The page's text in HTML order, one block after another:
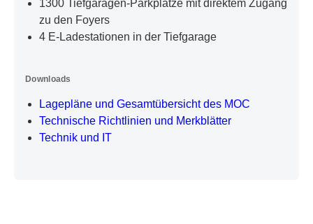
Center Messe München im 360°-Panorama.
1300 Tiefgaragen-Parkplätze mit direktem Zugang
zu den Foyers
4 E-Ladestationen in der Tiefgarage
Downloads
PDF-Dokument
Lagepläne und Gesamtübersicht des MOC
Technische Richtlinien und Merkblätter
Technik und IT